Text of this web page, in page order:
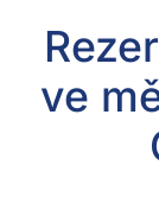
ve